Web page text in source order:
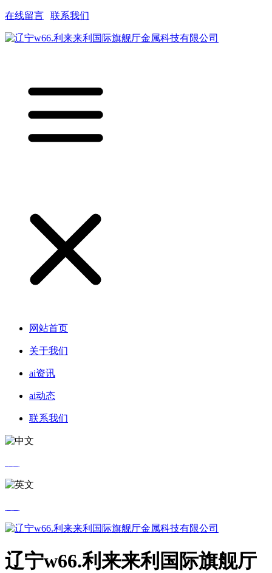
在线留言 联系我们
网站首页
关于我们
ai资讯
ai动态
联系我们
辽宁w66.利来来利国际旗舰厅